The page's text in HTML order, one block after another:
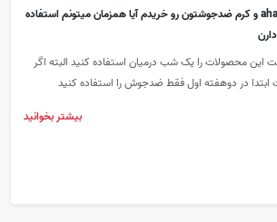
سلام. من کرم لایه بردارaha10 و کرم ضدجوشتون رو خریدم آیا همزمان میتونم استفاده
این محصولات را یک شب درمیان استفاده کنید البته اگر
در دوهفته اول فقط ضدجوش را استفاده کنید
بیشتر بخوانید